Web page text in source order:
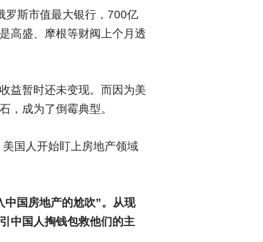
罗斯市值最大银行，700亿
高盛、摩根等财阀上个月透
益暂时还未变现。而因为美
，成为了倒霉典型。
国人开始盯上房地产领域
中国房地产的尬吹”。从现
中国人掏钱包救他们的主